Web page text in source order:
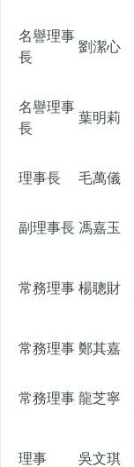
名譽理事
長
劉潔心
名譽理事
長
葉明莉
理事長 毛萬儀
副理事長 馮嘉玉
常務理事 楊聰財
常務理事 鄭其嘉
常務理事 龍芝寧
理事 吳文琪